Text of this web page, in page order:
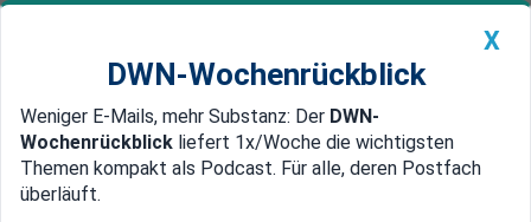
Newsticker MEIN DWN: Geldanlage Premium
Edelmetalle DWN-Magazin China
X
DWN-Wochenrückblick
Weniger E-Mails, mehr Substanz: Der DWN-
Wochenrückblick liefert 1x/Woche die wichtigsten
Themen kompakt als Podcast. Für alle, deren Postfach
überläuft.